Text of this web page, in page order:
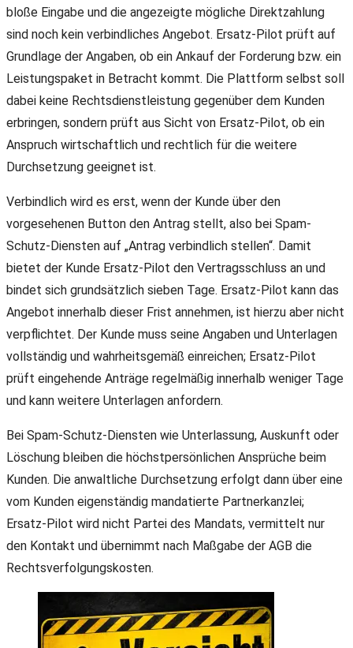
bloße Eingabe und die angezeigte mögliche Direktzahlung
sind noch kein verbindliches Angebot. Ersatz-Pilot prüft auf
Grundlage der Angaben, ob ein Ankauf der Forderung bzw. ein
Leistungspaket in Betracht kommt. Die Plattform selbst soll
dabei keine Rechtsdienstleistung gegenüber dem Kunden
erbringen, sondern prüft aus Sicht von Ersatz-Pilot, ob ein
Anspruch wirtschaftlich und rechtlich für die weitere
Durchsetzung geeignet ist.
Verbindlich wird es erst, wenn der Kunde über den
vorgesehenen Button den Antrag stellt, also bei Spam-
Schutz-Diensten auf „Antrag verbindlich stellen“. Damit
bietet der Kunde Ersatz-Pilot den Vertragsschluss an und
bindet sich grundsätzlich sieben Tage. Ersatz-Pilot kann das
Angebot innerhalb dieser Frist annehmen, ist hierzu aber nicht
verpflichtet. Der Kunde muss seine Angaben und Unterlagen
vollständig und wahrheitsgemäß einreichen; Ersatz-Pilot
prüft eingehende Anträge regelmäßig innerhalb weniger Tage
und kann weitere Unterlagen anfordern.
Bei Spam-Schutz-Diensten wie Unterlassung, Auskunft oder
Löschung bleiben die höchstpersönlichen Ansprüche beim
Kunden. Die anwaltliche Durchsetzung erfolgt dann über eine
vom Kunden eigenständig mandatierte Partnerkanzlei;
Ersatz-Pilot wird nicht Partei des Mandats, vermittelt nur
den Kontakt und übernimmt nach Maßgabe der AGB die
Rechtsverfolgungskosten.